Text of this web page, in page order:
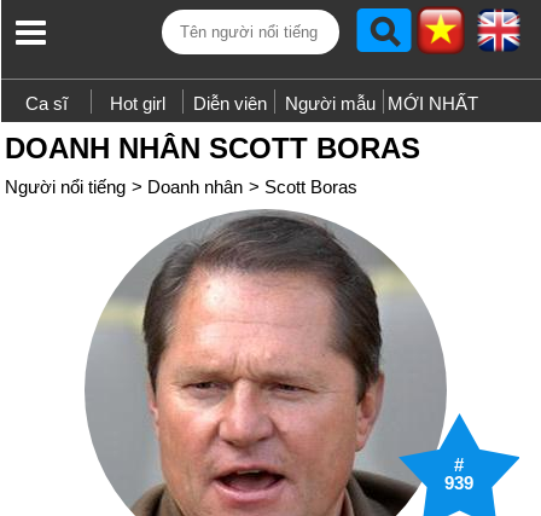
Ca sĩ Hot girl Diễn viên Người mẫu MỚI NHẤT
DOANH NHÂN SCOTT BORAS
Người nổi tiếng > Doanh nhân > Scott Boras
#
939